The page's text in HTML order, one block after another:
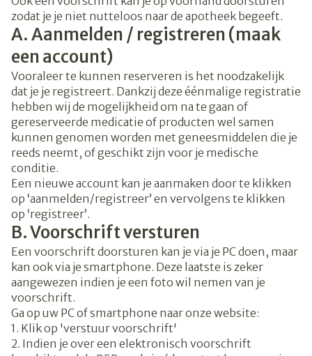
zodat je je niet nutteloos naar de apotheek begeeft.
A. Aanmelden / registreren (maak
een account)
Vooraleer te kunnen reserveren is het noodzakelijk
dat je je registreert. Dankzij deze éénmalige registratie
hebben wij de mogelijkheid om na te gaan of
gereserveerde medicatie of producten wel samen
kunnen genomen worden met geneesmiddelen die je
reeds neemt, of geschikt zijn voor je medische
conditie.
Een nieuwe account kan je aanmaken door te klikken
op ‘aanmelden/registreer’ en vervolgens te klikken
op ‘registreer’.
B. Voorschrift versturen
Een voorschrift doorsturen kan je via je PC doen, maar
kan ook via je smartphone. Deze laatste is zeker
aangewezen indien je een foto wil nemen van je
voorschrift.
Ga op uw PC of smartphone naar onze website:
1. Klik op 'verstuur voorschrift'
2. Indien je over een elektronisch voorschrift